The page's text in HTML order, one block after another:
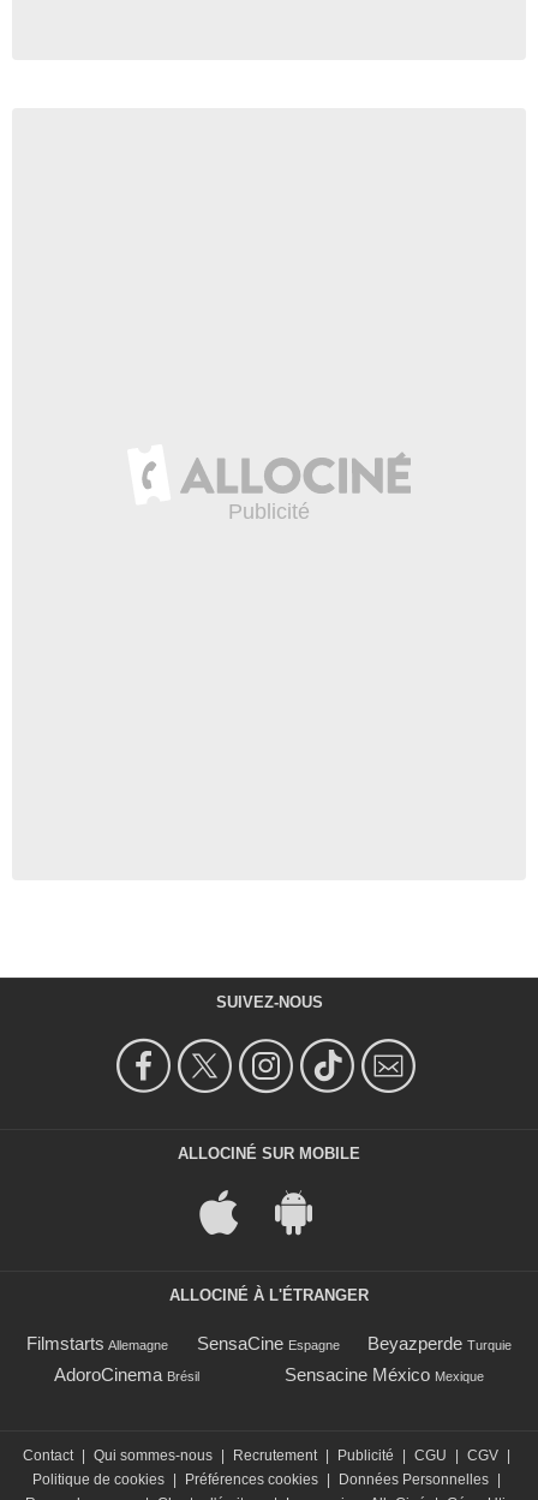
SUIVEZ-NOUS
ALLOCINÉ SUR MOBILE
ALLOCINÉ À L'ÉTRANGER
Filmstarts Allemagne SensaCine Espagne Beyazperde Turquie
AdoroCinema Brésil Sensacine México Mexique
Contact Qui sommes-nous Recrutement Publicité CGU CGV
Politique de cookies
Préférences cookies Données Personnelles